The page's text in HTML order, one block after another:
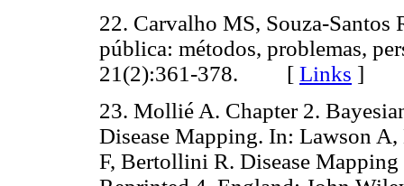
22. Carvalho MS, Souza-Santos
pública: métodos, problemas,
21(2):361-378. [ Links ]
23. Mollié A. Chapter 2.
Disease Mapping. In: Lawson
F, Bertollini R. Disease